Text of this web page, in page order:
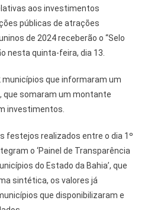
aos investimentos
públicas de atrações
de 2024 receberão o “Selo
nesta quinta-feira, dia 13.
municípios que informaram um
que somaram um montante
investimentos.
festejos realizados entre o dia 1º
o ‘Painel de Transparência
do Estado da Bahia’, que
sintética, os valores já
que disponibilizaram e